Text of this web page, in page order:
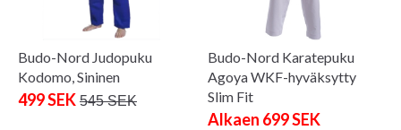
Budo-Nord Judopuku
Kodomo, Sininen
499 SEK 545 SEK
Budo-Nord Karatepuku
Agoya WKF-hyväksytty
Slim Fit
Alkaen 699 SEK